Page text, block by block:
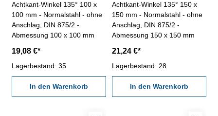
Achtkant-Winkel 135° 100 x
100 mm - Normalstahl - ohne
Anschlag, DIN 875/2 -
Abmessung 100 x 100 mm
19,08 €*
Lagerbestand: 35
In den Warenkorb
Achtkant-Winkel 135° 150 x
150 mm - Normalstahl - ohne
Anschlag, DIN 875/2 -
Abmessung 150 x 150 mm
21,24 €*
Lagerbestand: 28
In den Warenkorb